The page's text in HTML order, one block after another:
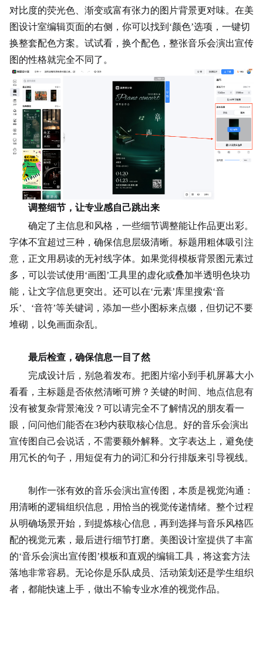
对比度的荧光色、渐变或富有张力的图片背景更对味。在美
图设计室编辑页面的右侧，你可以找到‘颜色’选项，一键切
换整套配色方案。试试看，换个配色，整张音乐会演出宣传
图的性格就完全不同了。
调整细节，让专业感自己跳出来
确定了主信息和风格，一些细节调整能让作品更出彩。
字体不宜超过三种，确保信息层级清晰。标题用粗体吸引注
意，正文用易读的无衬线字体。如果觉得模板背景图元素过
多，可以尝试使用‘画图’工具里的虚化或叠加半透明色块功
能，让文字信息更突出。还可以在‘元素’库里搜索‘音
乐’、‘音符’等关键词，添加一些小图标来点缀，但切记不要
堆砌，以免画面杂乱。
最后检查，确保信息一目了然
完成设计后，别急着发布。把图片缩小到手机屏幕大小
看看，主标题是否依然清晰可辨？关键的时间、地点信息有
没有被复杂背景淹没？可以请完全不了解情况的朋友看一
眼，问问他们能否在3秒内获取核心信息。好的音乐会演出
宣传图自己会说话，不需要额外解释。文字表达上，避免使
用冗长的句子，用短促有力的词汇和分行排版来引导视线。
制作一张有效的音乐会演出宣传图，本质是视觉沟通：
用清晰的逻辑组织信息，用恰当的视觉传递情绪。整个过程
从明确场景开始，到提炼核心信息，再到选择与音乐风格匹
配的视觉元素，最后进行细节打磨。美图设计室提供了丰富
的‘音乐会演出宣传图’模板和直观的编辑工具，将这套方法
落地非常容易。无论你是乐队 成员、活动策划还是学生组织
者，都能快速上手，做出不输专业水准的视觉作品。